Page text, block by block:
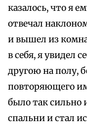
казалось, что я
отвечал
и вышел из
в себя, я увидел
другою на полу,
повторяющего
было так сильно
спальни и стал